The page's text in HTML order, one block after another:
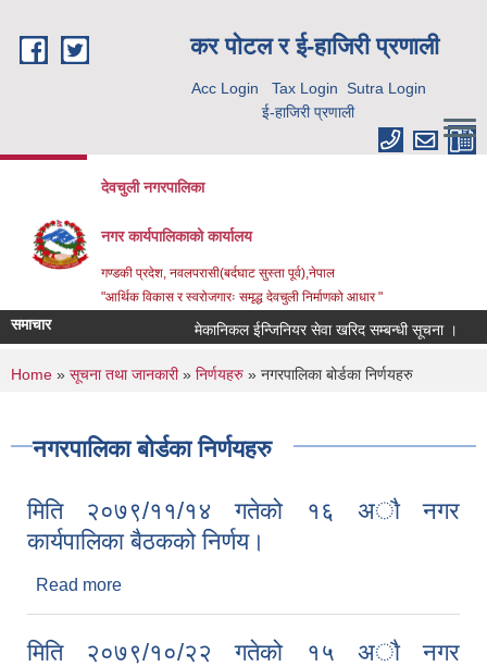
कर पाेटल र ई-हाजिरी प्रणाली
Acc Login Tax Login Sutra Login
ई-हाजिरी प्रणाली
देवचुली नगरपालिका
नगर कार्यपालिकाको कार्यालय
गण्डकी प्रदेश, नवलपरासी(बर्दघाट सुस्ता पूर्व),नेपाल
"आर्थिक विकास र स्वरोजगारः समृद्ध देवचुली निर्माणको आधार "
समाचार मेकानिकल ईन्जिनियर सेवा खरिद सम्बन्धी सूचना ।
You are here
Home » सूचना तथा जानकारी» निर्णयहरु » नगरपालिका बोर्डका निर्णयहरु
नगरपालिका बोर्डका निर्णयहरु
मिति २०७९/११/१४ गतेको १६ अाै नगर
कार्यपालिका बैठकको निर्णय।
Read more
मिति २०७९/१०/२२ गतेको १५ अाै नगर